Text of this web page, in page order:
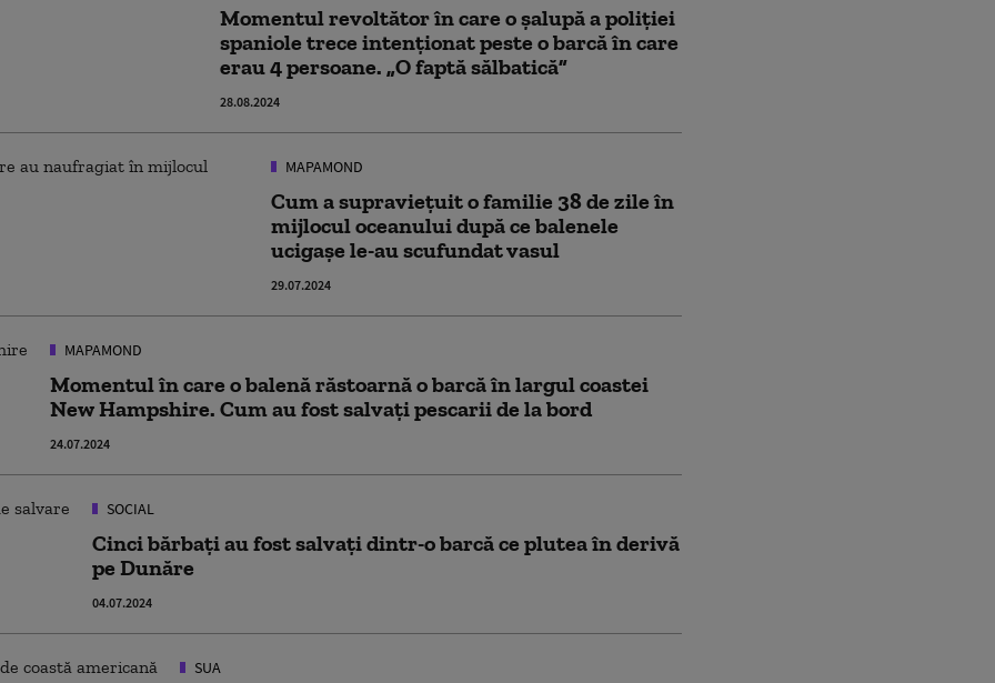
Momentul revoltător în care o șalupă a poliției
spaniole trece intenționat peste o barcă în care
erau 4 persoane. „O faptă sălbatică”
28.08.2024
MAPAMOND
Cum a supraviețuit o familie 38 de zile în
mijlocul oceanului după ce balenele
ucigașe le-au scufundat vasul
29.07.2024
MAPAMOND
Momentul în care o balenă răstoarnă o barcă în largul coastei
New Hampshire. Cum au fost salvați pescarii de la bord
24.07.2024
SOCIAL
Cinci bărbați au fost salvați dintr-o barcă ce plutea în derivă
pe Dunăre
04.07.2024
SUA